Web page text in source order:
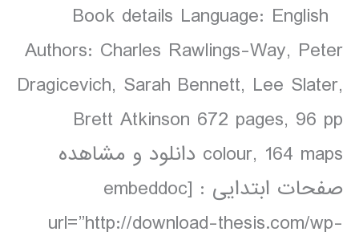
Book details Language: English
Authors: Charles Rawlings-Way, Peter
Dragicevich, Sarah Bennett, Lee Slater,
Brett Atkinson 672 pages, 96 pp
colour, 164 maps دانلود و مشاهده
صفحات ابتدایی : [embeddoc
url=”http://download-thesis.com/wp-